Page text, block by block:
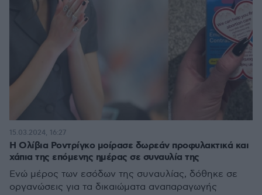
Η Ολίβια Ροντρίγκο μοίρασε δωρεάν προφυλακτικά και
χάπια της επόμενης ημέρας σε συναυλία της
Ενώ μέρος των εσόδων της συναυλίας, δόθηκε σε
οργανώσεις για τα δικαιώματα αναπαραγωγής
15.03.2024, 16:27